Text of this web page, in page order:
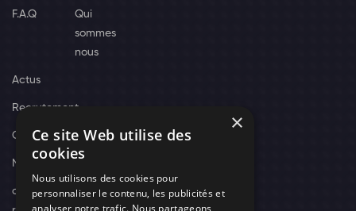
F.A.Q
Qui
sommes
nous
Actus
Recrutement
Contact
Nos techniciens
campagne-
×
Ce site Web utilise des
cookies
Nous utilisons des cookies pour
personnaliser le contenu, les publicités et
analyser notre trafic. Nous partageons